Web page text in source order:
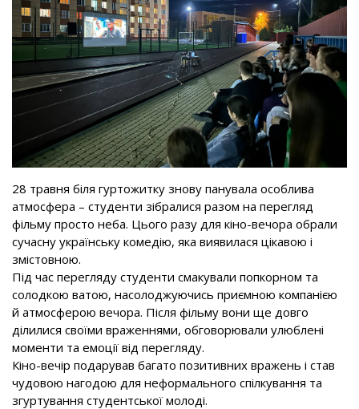
28 травня біля гуртожитку знову панувала особлива
атмосфера – студенти зібралися разом на перегляд
фільму просто неба. Цього разу для кіно-вечора обрали
сучасну українську комедію, яка виявилася цікавою і
змістовною.
Під час перегляду студенти смакували попкорном та
солодкою ватою, насолоджуючись приємною компанією
й атмосферою вечора. Після фільму вони ще довго
ділилися своїми враженнями, обговорювали улюблені
моменти та емоції від перегляду.
Кіно-вечір подарував багато позитивних вражень і став
чудовою нагодою для неформального спілкування та
згуртування студентської молоді.